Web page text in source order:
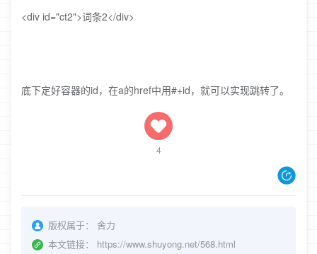
<div id="ct2">词条2</div>
底下定好容器的id，在a的href中用#+id，就可以实现跳转了。
4
版权属于：
舍力
本文链接：
https://www.shuyong.net/568.html